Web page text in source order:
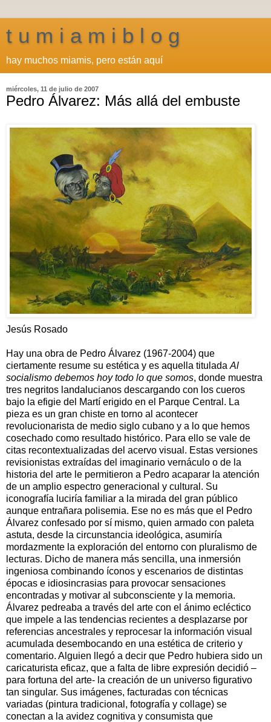
t u m i a m i b l o g
hay muchos miamis, pero están aquí
miércoles, 11 de julio de 2007
Pedro Álvarez: Más allá del embuste
Jesús Rosado
Hay una obra de Pedro Álvarez (1967-2004) que
ciertamente resume su estética y es aquella titulada Al
socialismo debemos hoy todo lo que somos, donde muestra
tres negritos landalucianos descargando con los cueros
bajo la efigie del Martí erigido en el Parque Central. La
pieza es un gran chiste en torno al acontecer
revolucionarista de medio siglo cubano y a lo que hemos
cosechado como resultado histórico. Para ello se vale de
citas recontextualizadas del acervo visual. Estas versiones
revisionistas extraídas del imaginario vernáculo o de la
historia del arte le permitieron a Pedro acaparar la atención
de un amplio espectro generacional y cultural. Su
iconografía luciría familiar a la mirada del gran público
aunque entrañara polisemia. Ese no es más que el Pedro
Álvarez confesado por sí mismo, quien armado con paleta
astuta, desde la circunstancia ideológica, asumiría
mordazmente la exploración del entorno con pluralismo de
lecturas. Dicho de manera más sencilla, una inmersión
ingeniosa combinando íconos y escenarios de distintas
épocas e idiosincrasias para provocar sensaciones
encontradas y motivar al subconsciente y la memoria.
Álvarez pedreaba a través del arte con el ánimo ecléctico
que impele a las tendencias recientes a desplazarse por
referencias ancestrales y reprocesar la información visual
acumulada desembocando en una estética de criterio y
comentario. Alguien llegó a decir que Pedro hubiera sido un
caricaturista eficaz, que a falta de libre expresión decidió –
para fortuna del arte- la creación de un universo figurativo
tan singular. Sus imágenes, facturadas con técnicas
variadas (pintura tradicional, fotografía y collage) se
conectan a la avidez cognitiva y consumista que